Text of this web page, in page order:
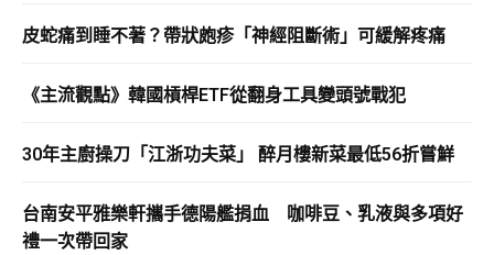
皮蛇痛到睡不著？帶狀皰疹「神經阻斷術」可緩解疼痛
《主流觀點》韓國槓桿ETF從翻身工具變頭號戰犯
30年主廚操刀「江浙功夫菜」 醉月樓新菜最低56折嘗鮮
台南安平雅樂軒攜手德陽艦捐血 咖啡豆、乳液與多項好
禮一次帶回家